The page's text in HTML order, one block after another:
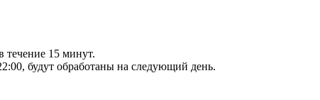
течение 15 минут.
будут обработаны на следующий день.